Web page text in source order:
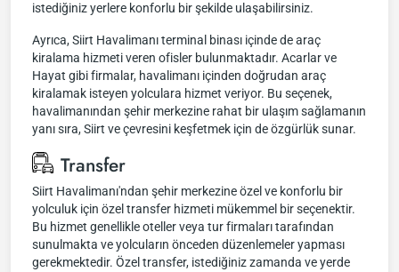
istediğiniz yerlere konforlu bir şekilde ulaşabilirsiniz.
Ayrıca, Siirt Havalimanı terminal binası içinde de araç
kiralama hizmeti veren ofisler bulunmaktadır. Acarlar ve
Hayat gibi firmalar, havalimanı içinden doğrudan araç
kiralamak isteyen yolculara hizmet veriyor. Bu seçenek,
havalimanından şehir merkezine rahat bir ulaşım sağlamanın
yanı sıra, Siirt ve çevresini keşfetmek için de özgürlük sunar.
Transfer
Siirt Havalimanı'ndan şehir merkezine özel ve konforlu bir
yolculuk için özel transfer hizmeti mükemmel bir seçenektir.
Bu hizmet genellikle oteller veya tur firmaları tarafından
sunulmakta ve yolcuların önceden düzenlemeler yapması
gerekmektedir. Özel transfer, istediğiniz zamanda ve yerde